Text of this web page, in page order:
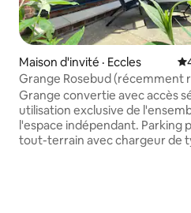
Maison d'invité · Eccles
Grange Rosebud (récemment
Lit king size
Grange convertie avec accès
utilisation exclusive de
l'espace indépendant. Parking
tout-terrain avec chargeur de